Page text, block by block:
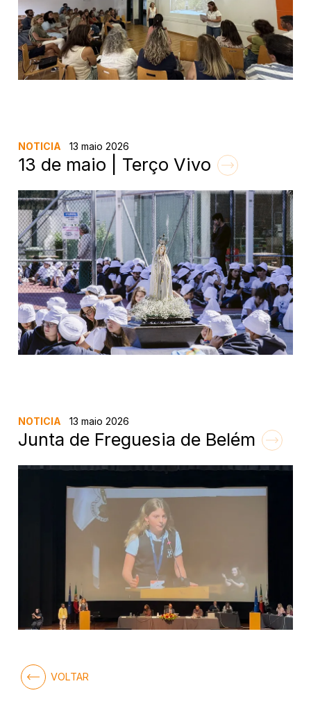
NOTICIA 13 maio 2026
13 de maio | Terço Vivo
NOTICIA 13 maio 2026
Junta de Freguesia de Belém
VOLTAR